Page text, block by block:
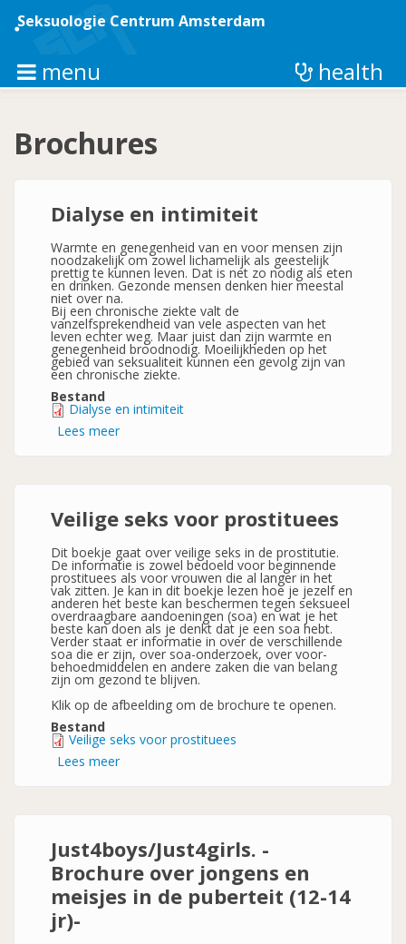
naar
gaan
Seksuologie Centrum Amsterdam
menu health
Brochures
Dialyse en intimiteit
Warmte en genegenheid van en voor mensen zijn
noodzakelijk om zowel lichamelijk als geestelijk
prettig te kunnen leven. Dat is net zo nodig als eten
en drinken. Gezonde mensen denken hier meestal
niet over na.
Bij een chronische ziekte valt de
vanzelfsprekendheid van vele aspecten van het
leven echter weg. Maar juist dan zijn warmte en
genegenheid broodnodig. Moeilijkheden op het
gebied van seksualiteit kunnen een gevolg zijn van
een chronische ziekte.
Bestand
Dialyse en intimiteit
Lees meerover
Veilige seks voor prostituees
Dit boekje gaat over veilige seks in de prostitutie.
De informatie is zowel bedoeld voor beginnende
prostituees als voor vrouwen die al langer in het
vak zitten. Je kan in dit boekje lezen hoe je jezelf en
anderen het beste kan beschermen tegen seksueel
overdraagbare aandoeningen (soa) en wat je het
beste kan doen als je denkt dat je een soa hebt.
Verder staat er informatie in over de verschillende
soa die er zijn, over soa-onderzoek, over voor-
behoedmiddelen en andere zaken die van belang
zijn om gezond te blijven.
Klik op de afbeelding om de brochure te openen.
Bestand
Veilige seks voor prostituees
Lees meerover
Just4boys/Just4girls. -
Brochure over jongens en
meisjes in de puberteit (12-14
jr)-